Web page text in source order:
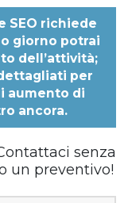
SEO richiede
giorno potrai
dell’attività;
per
aumento di
ancora.
senza
un preventivo!